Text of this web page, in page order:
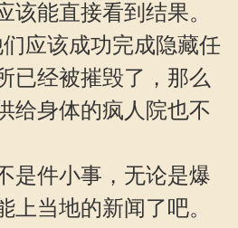
该能直接看到结果。
应该成功完成隐藏任
已经被摧毁了，那么
给身体的疯人院也不
是件小事，无论是爆
上当地的新闻了吧。